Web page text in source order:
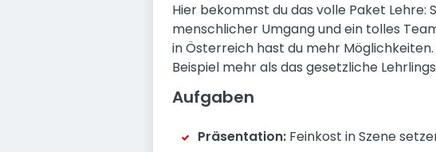
Hier bekommst du das volle Paket Lehre:
menschlicher Umgang und ein tolles
in Österreich hast du mehr
Beispiel mehr als das gesetzliche
Aufgaben
Präsentation: Feinkost in Szene